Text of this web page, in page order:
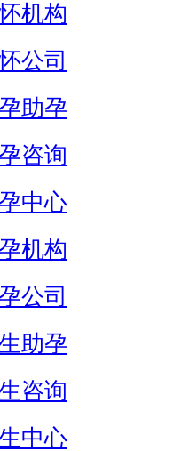
机构
公司
助孕
咨询
中心
机构
公司
助孕
咨询
中心